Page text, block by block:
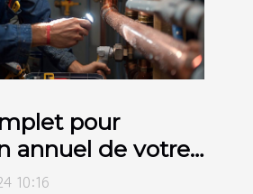
pour
annuel de votre
plomberie
10:16